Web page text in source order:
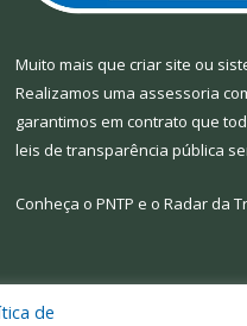
Muito mais que criar site ou
Realizamos uma assessoria
garantimos em contrato que
leis de transparência pública
Conheça o PNTP e o Radar da
de